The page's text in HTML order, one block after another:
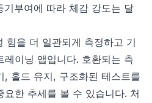
부여에 따라 체감 강도는 달
힘을 더 일관되게 측정하고 기
레이닝 앱입니다. 호환되는 측
, 홀드 유지, 구조화된 테스트를
요한 추세를 볼 수 있습니다. 처